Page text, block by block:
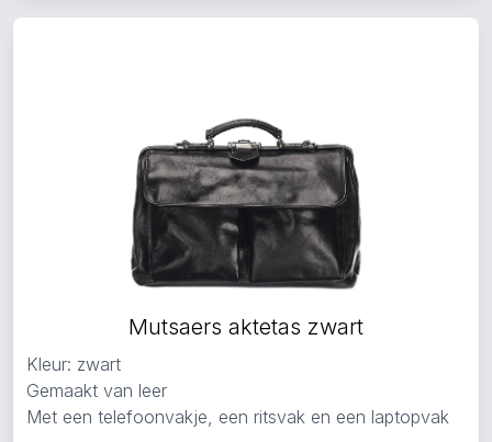
Mutsaers aktetas zwart
Kleur: zwart
Gemaakt van leer
Met een telefoonvakje, een ritsvak en een laptopvak